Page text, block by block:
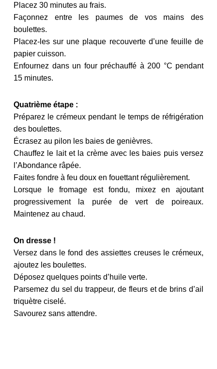
Placez 30 minutes au frais.
Façonnez entre les paumes de vos mains des
boulettes.
Placez-les sur une plaque recouverte d’une feuille de
papier cuisson.
Enfournez dans un four préchauffé à 200 °C pendant
15 minutes.
Quatrième étape :
Préparez le crémeux pendant le temps de réfrigération
des boulettes.
Écrasez au pilon les baies de genièvres.
Chauffez le lait et la crème avec les baies puis versez
l’Abondance râpée.
Faites fondre à feu doux en fouettant régulièrement.
Lorsque le fromage est fondu, mixez en ajoutant
progressivement la purée de vert de poireaux.
Maintenez au chaud.
On dresse !
Versez dans le fond des assiettes creuses le crémeux,
ajoutez les boulettes.
Déposez quelques points d’huile verte.
Parsemez du sel du trappeur, de fleurs et de brins d’ail
triquètre ciselé.
Savourez sans attendre.